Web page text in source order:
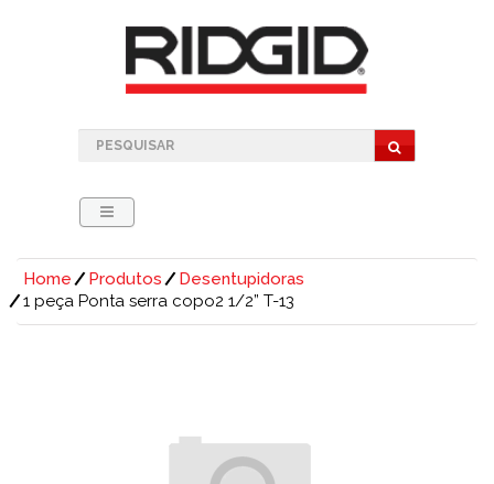
Home Produtos
Desentupidoras
1 peça Ponta serra copo2 1/2” T-13